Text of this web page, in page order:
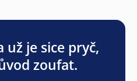
už je sice pryč,
zoufat.